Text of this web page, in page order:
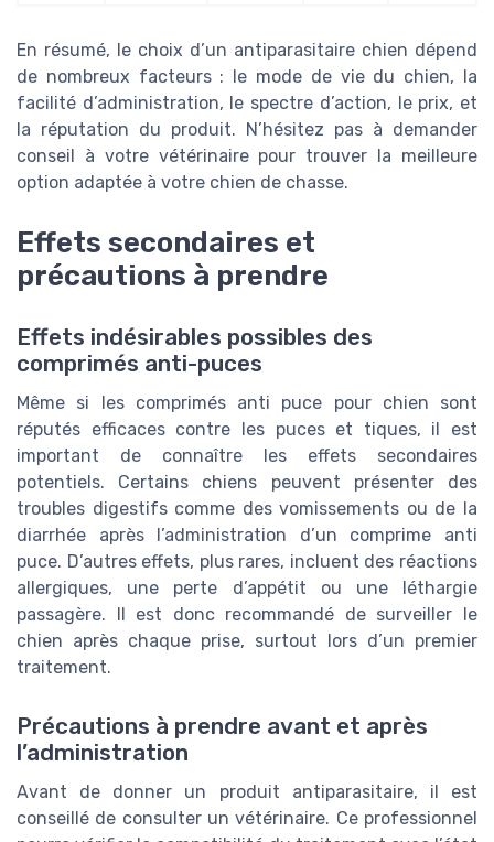
En résumé, le choix d’un antiparasitaire chien dépend
de nombreux facteurs : le mode de vie du chien, la
facilité d’administration, le spectre d’action, le prix, et
la réputation du produit. N’hésitez pas à demander
conseil à votre vétérinaire pour trouver la meilleure
option adaptée à votre chien de chasse.
Effets secondaires et
précautions à prendre
Effets indésirables possibles des
comprimés anti-puces
Même si les comprimés anti puce pour chien sont
réputés efficaces contre les puces et tiques, il est
important de connaître les effets secondaires
potentiels. Certains chiens peuvent présenter des
troubles digestifs comme des vomissements ou de la
diarrhée après l’administration d’un comprime anti
puce. D’autres effets, plus rares, incluent des réactions
allergiques, une perte d’appétit ou une léthargie
passagère. Il est donc recommandé de surveiller le
chien après chaque prise, surtout lors d’un premier
traitement.
Précautions à prendre avant et après
l’administration
Avant de donner un produit antiparasitaire, il est
conseillé de consulter un vétérinaire. Ce professionnel